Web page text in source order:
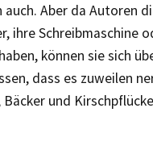
auch. Aber da Autoren
ihre Schreibmaschine
können sie sich
dass es zuweilen
Bäcker und